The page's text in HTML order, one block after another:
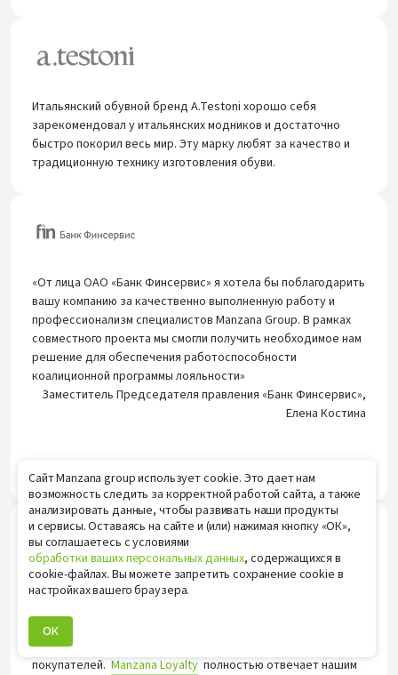
Сайт Manzana group использует cookie. Это дает нам
возможность следить за корректной работой сайта, а также
анализировать данные, чтобы развивать наши продукты
и сервисы. Оставаясь на сайте и (или) нажимая кнопку «ОК»,
вы соглашаетесь с условиями
обработки ваших персональных данных, содержащихся в
cookie-файлах. Вы можете запретить сохранение cookie в
настройках вашего браузера.
ОК
Итальянский обувной бренд A.Testoni хорошо себя
зарекомендовал у итальянских модников и достаточно
быстро покорил весь мир. Эту марку любят за качество и
традиционную технику изготовления обуви.
«От лица ОАО «Банк Финсервис» я хотела бы поблагодарить
вашу компанию за качественно выполненную работу и
профессионализм специалистов Manzana Group. В рамках
совместного проекта мы смогли получить необходимое нам
решение для обеспечения работоспособности
коалиционной программы лояльности»
Заместитель Председателя правления «Банк Финсервис»,
Елена Костина
Рекомендательное письмо Банк Финсервис.jpg
«При выборе CRM-системы мы ориентировались на
акциями и создавать персонифицированные предложения
на основе анализа потребительского поведения наших
покупателей. Manzana Loyalty полностью отвечает нашим